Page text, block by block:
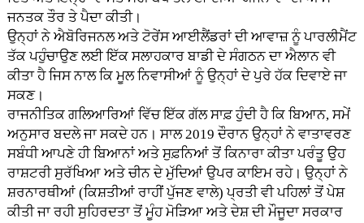
ਜਨਤਕ ਤੌਰ ਤੇ ਪੈਦਾ ਕੀਤੀ।
ਉਨ੍ਹਾਂ ਨੇ ਐਬੋਰਿਜਨਲ ਅਤੇ ਟੋਰੇਂਸ ਆਈਲੈਂਡਰਾਂ ਦੀ ਆਵਾਜ਼ ਨੂੰ ਪਾਰਲੀਮੈਂਟ
ਤੱਕ ਪਹੁੰਚਾਉਣ ਲਈ ਇੱਕ ਸਲਾਹਕਾਰ ਬਾਡੀ ਦੇ ਸੰਗਠਨ ਦਾ ਐਲਾਨ ਵੀ
ਕੀਤਾ ਹੈ ਜਿਸ ਨਾਲ ਕਿ ਮੂਲ ਨਿਵਾਸੀਆਂ ਨੂੰ ਉਨ੍ਹਾਂ ਦੇ ਪੁਰੇ ਹੱਕ ਦਿਵਾਏ ਜਾ
ਸਕਣ।
ਰਾਜਨੀਤਿਕ ਗਲਿਆਰਿਆਂ ਵਿੱਚ ਇੱਕ ਗੱਲ ਸਾਫ਼ ਹੁੰਦੀ ਹੈ ਕਿ ਬਿਆਨ, ਸਮੇਂ
ਅਨੁਸਾਰ ਬਦਲੇ ਜਾ ਸਕਦੇ ਹਨ। ਸਾਲ 2019 ਦੌਰਾਨ ਉਨ੍ਹਾਂ ਨੇ ਵਾਤਾਵਰਣ
ਸਬੰਧੀ ਆਪਣੇ ਹੀ ਬਿਆਨਾਂ ਅਤੇ ਸੁਫ਼ਨਿਆਂ ਤੋਂ ਕਿਨਾਰਾ ਕੀਤਾ ਪਰੰਤੂ ਉਹ
ਰਾਸ਼ਟਰੀ ਸੁਰੱਖਿਆ ਅਤੇ ਚੀਨ ਦੇ ਮੁੱਦਿਆਂ ਉਪਰ ਕਾਇਮ ਰਹੇ। ਉਨ੍ਹਾਂ ਨੇ
ਸ਼ਰਨਾਰਥੀਆਂ (ਕਿਸ਼ਤੀਆਂ ਰਾਹੀਂ ਪੁੱਜਣ ਵਾਲੇ) ਪ੍ਰਤੀ ਵੀ ਪਹਿਲਾਂ ਤੋਂ ਪੇਸ਼
ਕੀਤੀ ਜਾ ਰਹੀ ਸੁਹਿਰਦਤਾ ਤੋਂ ਮੂੰਹ ਮੋੜਿਆ ਅਤੇ ਦੇਸ਼ ਦੀ ਮੌਜੂਦਾ ਸਰਕਾਰ